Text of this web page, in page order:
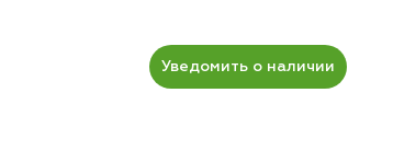
Уведомить о наличии